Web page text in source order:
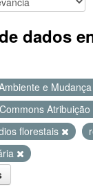
dados
e
Atribuição
florestais